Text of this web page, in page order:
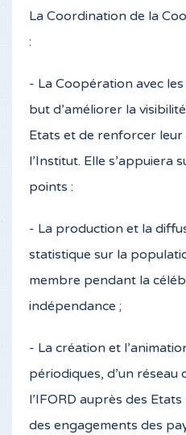
La Coordination de la
:
- La Coopération avec
but d’améliorer la
Etats et de renforcer
l’Institut. Elle s’appuiera
points :
- La production et la
statistique sur la
membre pendant la
indépendance ;
- La création et
périodiques, d’un
l’IFORD auprès des
des engagements des